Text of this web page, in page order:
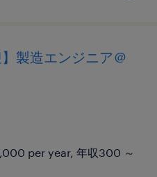
製造エンジニア＠
per year, 年収300 ～